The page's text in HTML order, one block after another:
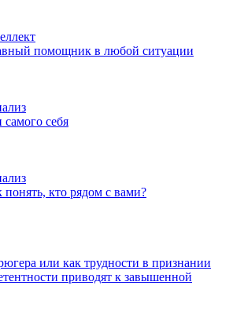
помощник в любой ситуации
себя
понять, кто рядом с вами?
или как трудности в признании
приводят к завышенной